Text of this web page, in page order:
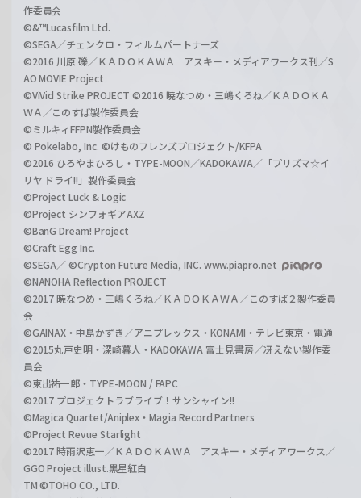
作委員会
©&™Lucasfilm Ltd.
©SEGA／チェンクロ・フィルムパートナーズ
©2016 川原 礫／ＫＡＤＯＫＡＷＡ アスキー・メディアワークス刊／S
AO MOVIE Project
©ViVid Strike PROJECT ©2016 暁なつめ・三嶋くろね／ＫＡＤＯＫＡ
ＷＡ／このすば製作委員会
©ミルキィFFPN製作委員会
© Pokelabo, Inc. ©けものフレンズプロジェクト/KFPA
©2016 ひろやまひろし・TYPE-MOON／KADOKAWA／「プリズマ☆イ
リヤ ドライ!!」製作委員会
©Project Luck & Logic
©Project シンフォギアAXZ
©BanG Dream! Project
©Craft Egg Inc.
©SEGA／ ©Crypton Future Media, INC. www.piapro.net
©NANOHA Reflection PROJECT
©2017 暁なつめ・三嶋くろね／ＫＡＤＯＫＡＷＡ／このすば２製作委員
会
©GAINAX・中島かずき／アニプレックス・KONAMI・テレビ東京・電通
©2015丸戸史明・深崎暮人・KADOKAWA 富士見書房／冴えない製作委
員会
©東出祐一郎・TYPE-MOON / FAPC
©2017 プロジェクトラブライブ！サンシャイン!!
©Magica Quartet/Aniplex・Magia Record Partners
©Project Revue Starlight
©2017 時雨沢恵一／ＫＡＤＯＫＡＷＡ アスキー・メディアワークス／
GGO Project illust.黒星紅白
TM ©TOHO CO., LTD.